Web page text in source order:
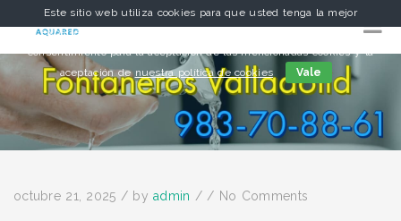
octubre 21, 2025 / byadmin / / No Comments
Este sitio web utiliza cookies para que usted tenga la mejor
experiencia de usuario. Si continúa navegando está dando su
consentimiento para la aceptación de las mencionadas cookies y la
aceptación de nuestra política de cookies Vale